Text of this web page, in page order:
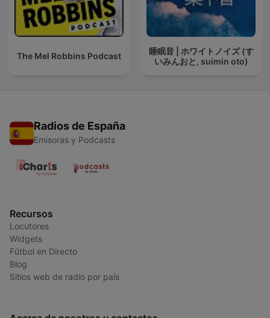
The Mel Robbins Podcast
睡眠音 | ホワイトノイズ (す
いみんおと, suimin oto)
Radios de España
Emisoras y Podcasts
Recursos
Locutores
Widgets
Fútbol en Directo
Blog
Sitios web de radio por país